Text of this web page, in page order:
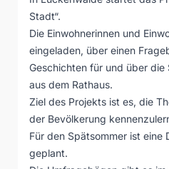
Stadt“.
Die Einwohnerinnen und
eingeladen, über einen
Geschichten für und über
aus dem Rathaus.
Ziel des Projekts ist es, die
der Bevölkerung
Für den Spätsommer ist eine
geplant.